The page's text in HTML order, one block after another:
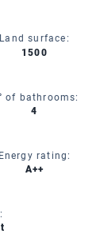
Land surface:
1500
of bathrooms:
4
Energy rating:
A++